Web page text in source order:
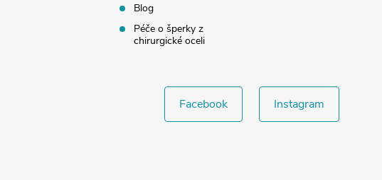
Blog
Péče o šperky z
chirurgické oceli
Facebook Instagram